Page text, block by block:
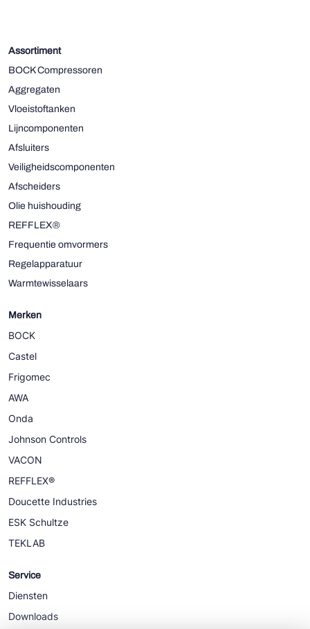
Assortiment
BOCK Compressoren
Aggregaten
Vloeistoftanken
Lijncomponenten
Afsluiters
Veiligheidscomponenten
Afscheiders
Olie huishouding
REFFLEX®
Frequentie omvormers
Regelapparatuur
Warmtewisselaars
Merken
BOCK
Castel
Frigomec
AWA
Onda
Johnson Controls
VACON
REFFLEX®
Doucette Industries
ESK Schultze
TEKLAB
Service
Diensten
Downloads